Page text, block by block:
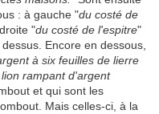
: à gauche "du costé de
"du costé de l'espitre"
Encore en dessous,
à six feuilles de lierre
rampant d'argent
et qui sont les
Mais celles-ci, à la